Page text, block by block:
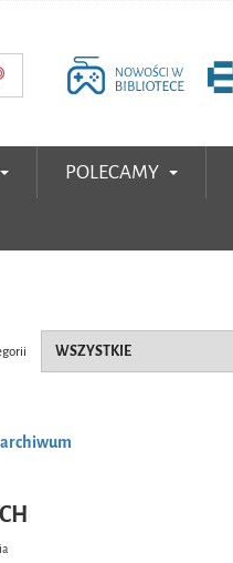
POLECAMY
archiwum